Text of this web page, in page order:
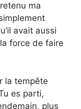
ma
avait aussi
force de faire
la tempête
es parti,
plus